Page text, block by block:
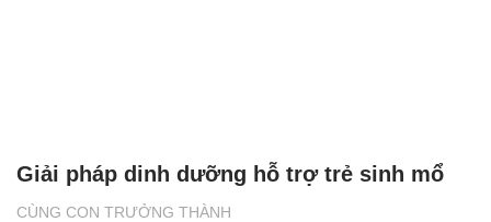
CÙNG CON TRƯỞNG THÀNH
Giải pháp dinh dưỡng hỗ trợ trẻ sinh mổ